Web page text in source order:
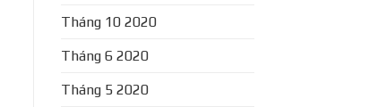
Tháng 10 2020
Tháng 6 2020
Tháng 5 2020